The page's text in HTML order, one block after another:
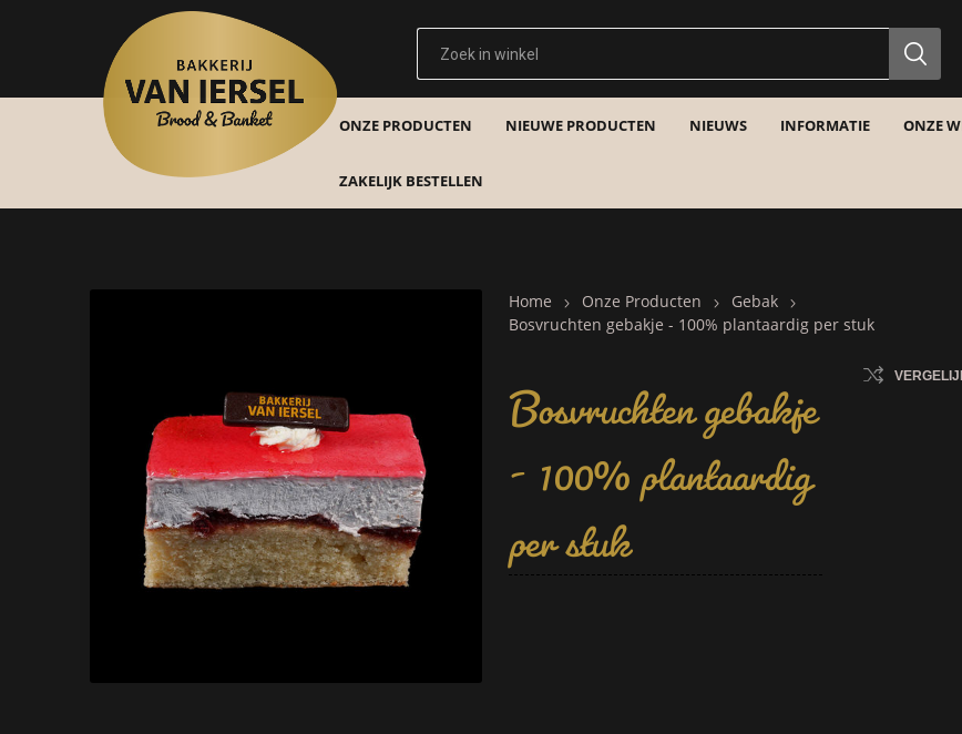
ONZE PRODUCTEN NIEUWE PRODUCTEN NIEUWS INFORMATIE ONZE
ZAKELIJK BESTELLEN
Home Onze Producten
Gebak
Bosvruchten gebakje - 100% plantaardig per stuk
Bosvruchten gebakje
- 100% plantaardig
per stuk